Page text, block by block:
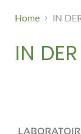
Home IN
IN